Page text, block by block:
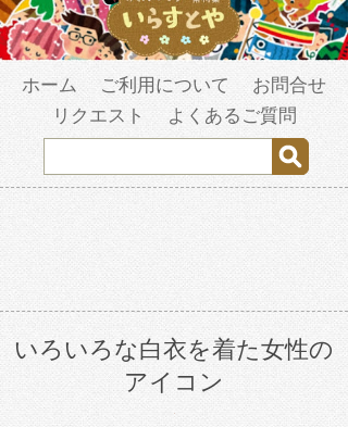
ホーム ご利用について
お問合せ
リクエスト
よくあるご質問
いろいろな白衣を着た女性の
アイコン